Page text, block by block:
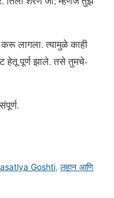
लागला. त्यामुळे काही
हेतू पूर्ण झाले. तसे तुमचे-
Goshti, लहान आणि